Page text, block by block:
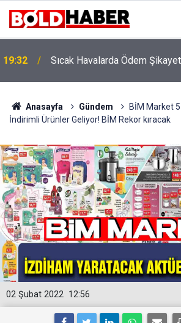
19:32 Sıcak Havalarda Ödem
Anasayfa Gündem
BİM Market
İndirimli Ürünler Geliyor! BİM Rekor kıracak
12:56
02 Şubat 2022